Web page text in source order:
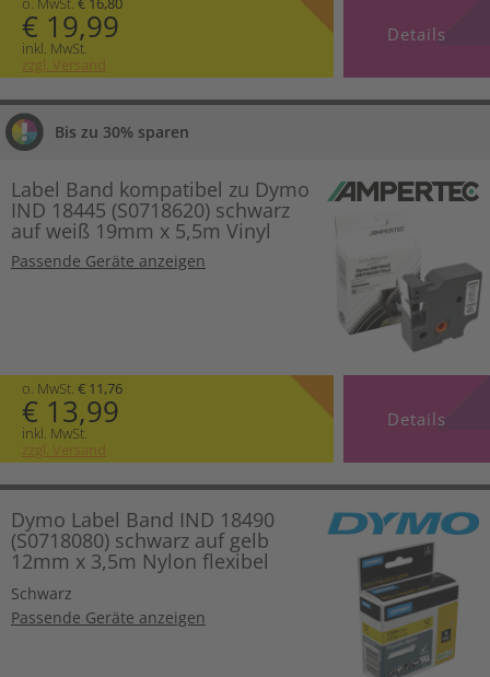
€ 19,99
inkl. MwSt.
zzgl. Versand
Details
Bis zu 30% sparen
Label Band kompatibel zu Dymo
IND 18445 (S0718620) schwarz
auf weiß 19mm x 5,5m Vinyl
Passende Geräte anzeigen
o. MwSt. € 11,76
€ 13,99
inkl. MwSt.
zzgl. Versand
Details
Dymo Label Band IND 18490
(S0718080) schwarz auf gelb
12mm x 3,5m Nylon flexibel
Schwarz
Passende Geräte anzeigen